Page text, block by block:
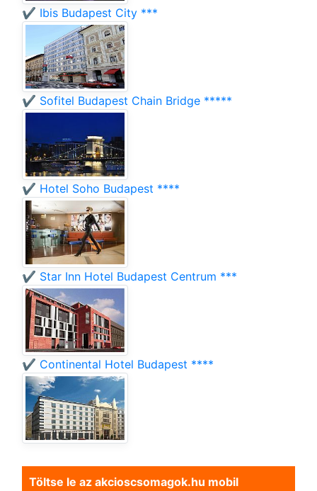
✔️ Ibis Budapest City ***
✔️ Sofitel Budapest Chain Bridge *****
✔️ Hotel Soho Budapest ****
✔️ Star Inn Hotel Budapest Centrum ***
✔️ Continental Hotel Budapest ****
Töltse le az akcioscsomagok.hu mobil